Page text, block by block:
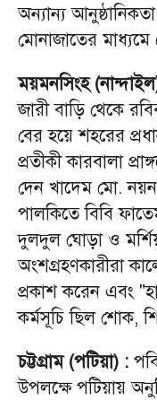
অন্যান্য
মোনাজাতের মাধ্যমে
ময়মনসিংহ
জারী বাড়ি থেকে
বের হয়ে শহরের
প্রতীকী কারবালা
দেন খাদেম মো.
পালকিতে বিবি
দুলদুল ঘোড়া ও
অংশগ্রহণকারীরা
প্রকাশ করেন এবং
কর্মসূচি ছিল শোক,
চট্টগ্রাম (পটিয়া) :
উপলক্ষে পটিয়ায়